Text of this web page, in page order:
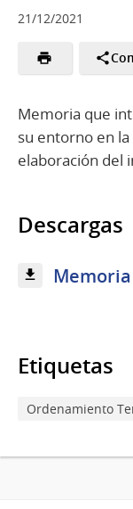
21/12/2021
Memoria que
su entorno en
elaboración del
Descargas
Memoria
Etiquetas
Ordenamiento